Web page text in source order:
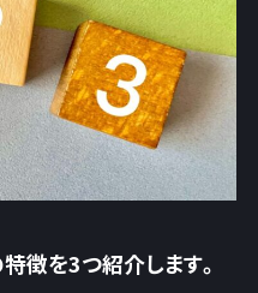
徴を3つ紹介します。